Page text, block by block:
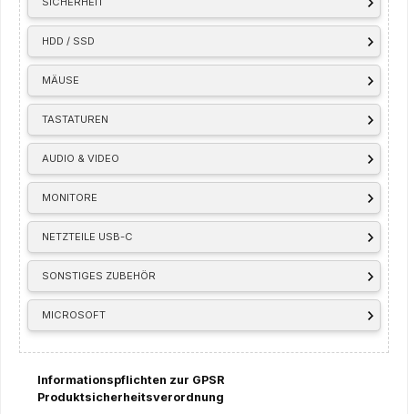
HDD / SSD
MÄUSE
TASTATUREN
AUDIO & VIDEO
MONITORE
NETZTEILE USB-C
SONSTIGES ZUBEHÖR
MICROSOFT
Informationspflichten zur GPSR
Produktsicherheitsverordnung